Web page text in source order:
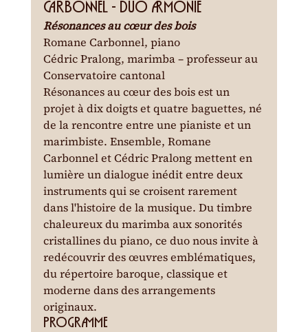
CARBONNEL - DUO ARMONIE
Résonances au cœur des bois
Romane Carbonnel, piano
Cédric Pralong, marimba – professeur au
Conservatoire cantonal
Résonances au cœur des bois est un
projet à dix doigts et quatre baguettes, né
de la rencontre entre une pianiste et un
marimbiste. Ensemble, Romane
Carbonnel et Cédric Pralong mettent en
lumière un dialogue inédit entre deux
instruments qui se croisent rarement
dans l'histoire de la musique. Du timbre
chaleureux du marimba aux sonorités
cristallines du piano, ce duo nous invite à
redécouvrir des œuvres emblématiques,
du répertoire baroque, classique et
moderne dans des arrangements
originaux.
PROGRAMME